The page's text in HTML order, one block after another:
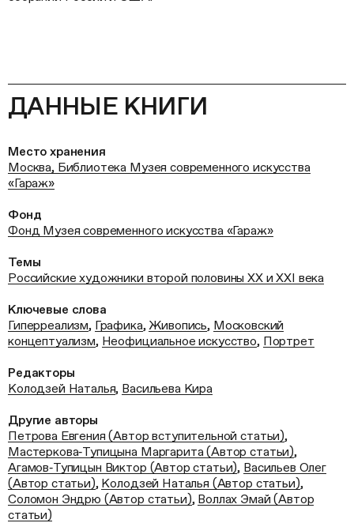
ДАННЫЕ КНИГИ
Место хранения
Москва, Библиотека Музея современного искусства
«Гараж»
Фонд
Фонд Музея современного искусства «Гараж»
Темы
Российские художники второй половины ХХ и XXI века
Ключевые слова
Гиперреализм, Графика,Живопись, Московский
концептуализм, Неофициальное искусство, Портрет
Редакторы
Колодзей Наталья, Васильева Кира
Другие авторы
Петрова Евгения (Автор вступительной статьи),
Мастеркова‑Тупицына Маргарита (Автор статьи),
Агамов‑Тупицын Виктор (Автор статьи), Васильев Олег
(Автор статьи), Колодзей Наталья (Автор статьи),
Соломон Эндрю (Автор статьи), Воллах Эмай (Автор
статьи)